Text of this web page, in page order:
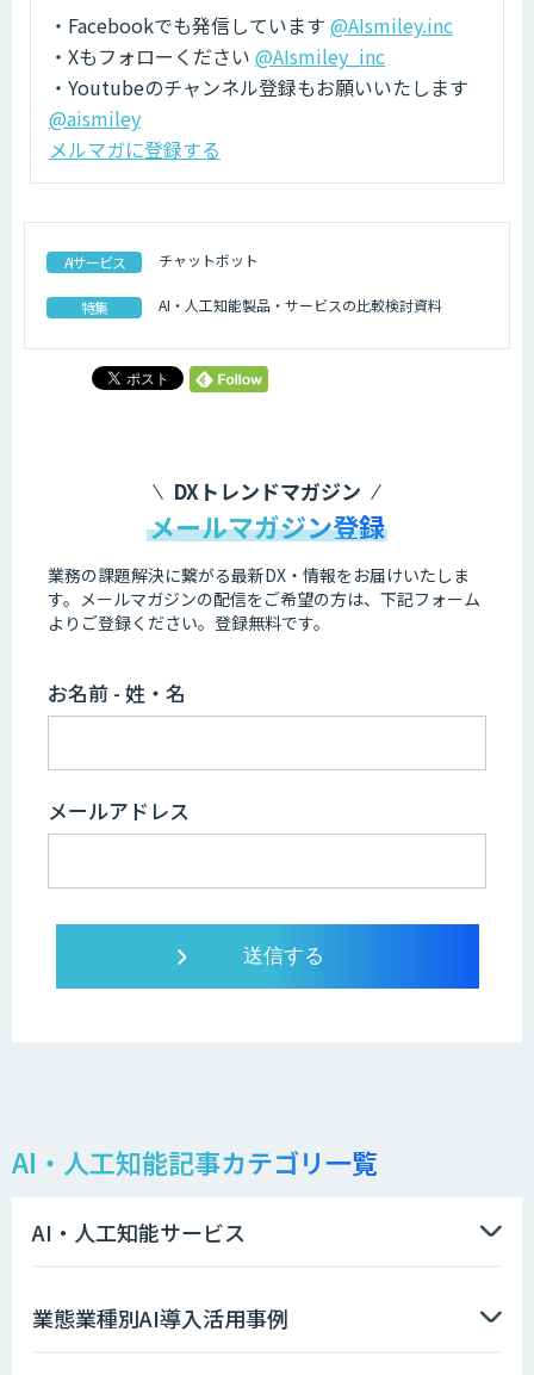
・Facebookでも発信しています @AIsmiley.inc
・Xもフォローください @AIsmiley_inc
・Youtubeのチャンネル登録もお願いいたします
@aismiley
メルマガに登録する
AIサービス チャットボット
特集 AI・人工知能製品・サービスの比較検討資料
DXトレンドマガジン
メールマガジン登録
業務の課題解決に繋がる最新DX・情報をお届けいたしま
す。 メールマガジンの配信をご希望の方は、下記フォーム
よりご登録ください。登録無料です。
お名前 - 姓・名
メールアドレス
AI・人工知能記事カテゴリ一覧
AI・人工知能サービス
業態業種別AI導入活用事例